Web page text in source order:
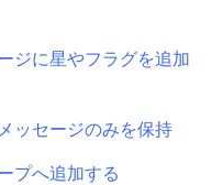
ジに星やフラグを追加
ッセージのみを保持
プへ追加する